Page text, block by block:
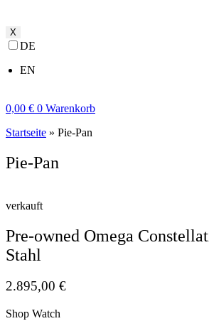
X
DE
EN
0,00 € 0 Warenkorb
Startseite » Pie-Pan
Pie-Pan
verkauft
Pre-owned Omega
Stahl
2.895,00 €
Shop Watch